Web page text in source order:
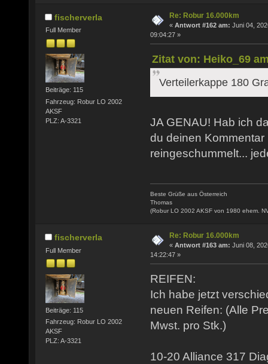
fischerverla
Full Member
Beiträge: 115
Fahrzeug: Robur LO 2002
AKSF
PLZ: A-3321
Re: Robur 16.000km
« Antwort #162 am: Juni 04,
09:04:27 »
Zitat von: Heiko_69
Verteilerkappe 180
JA GENAU! Hab ich
du deinen Kommentar
reingeschummelt...
Beste Grüße aus Österreich
Thomas
(Robur LO 2002 AKSF von 1980 ehem.
fischerverla
Full Member
Beiträge: 115
Fahrzeug: Robur LO 2002
AKSF
PLZ: A-3321
Re: Robur 16.000km
« Antwort #163 am: Juni 08,
14:22:47 »
REIFEN:
Ich habe jetzt
neuen Reifen: (Alle
Mwst. pro Stk.)
10-20 Alliance 317